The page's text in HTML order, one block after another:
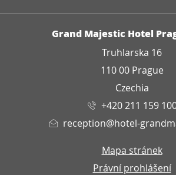
ADRESAGrand Majestic Hotel
Truhlarska 16
110 00 Prague
Czechia
+420 211 159
reception@hotel-
Mapa stránek
Právní prohlášení